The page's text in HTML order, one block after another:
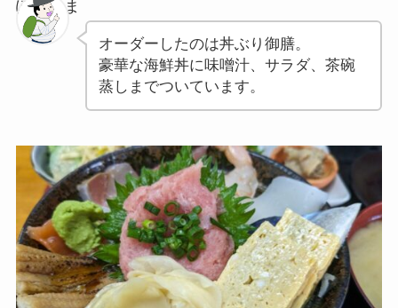
ぽちゃま
オーダーしたのは丼ぶり御膳。
豪華な海鮮丼に味噌汁、サラダ、茶碗
蒸しまでついています。